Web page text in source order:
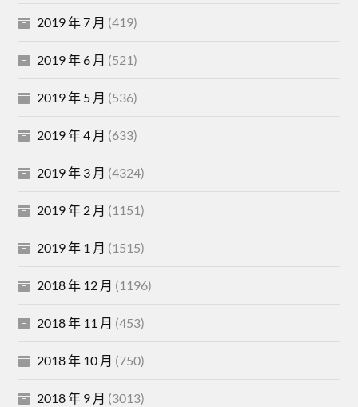
2019 年 7 月 (419)
2019 年 6 月 (521)
2019 年 5 月 (536)
2019 年 4 月 (633)
2019 年 3 月 (4324)
2019 年 2 月 (1151)
2019 年 1 月 (1515)
2018 年 12 月 (1196)
2018 年 11 月 (453)
2018 年 10 月 (750)
2018 年 9 月 (3013)